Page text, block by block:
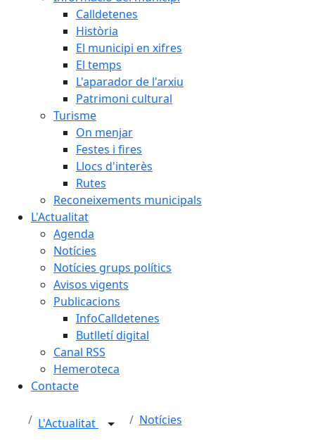
Calldetenes
Història
El municipi en xifres
El temps
L'aparador de l'arxiu
Patrimoni cultural
Turisme
On menjar
Festes i fires
Llocs d'interès
Rutes
Reconeixements municipals
L'Actualitat
Agenda
Notícies
Notícies grups polítics
Avisos vigents
Publicacions
InfoCalldetenes
Butlletí digital
Canal RSS
Hemeroteca
Contacte
L'Actualitat Notícies